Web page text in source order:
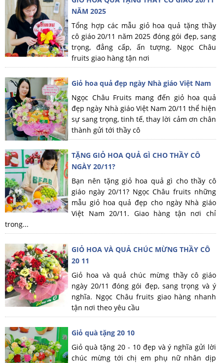
NĂM 2025
Tổng hợp các mẫu giỏ hoa quả tặng thầy
cô giáo 20/11 năm 2025 đóng gói đẹp, sang
trọng, đẳng cấp, ấn tượng. Ngọc Châu
fruits giao hàng tận nơi
Giỏ hoa quả đẹp ngày Nhà giáo Việt Nam
Ngọc Châu Fruits mang đến giỏ hoa quả
đẹp ngày Nhà giáo Việt Nam 20/11 thể hiện
sự sang trọng, tinh tế, thay lời cảm ơn chân
thành gửi tới thầy cô
TẶNG GIỎ HOA QUẢ GÌ CHO THẦY CÔ
NGÀY 20/11?
Bạn nên tặng giỏ hoa quả gì cho thầy cô
giáo ngày 20/11? Ngọc Châu fruits những
mẫu giỏ hoa quả đẹp cho ngày Nhà giáo
Việt Nam 20/11. Giao hàng tận nơi chỉ
trong...
GIỎ HOA VÀ QUẢ CHÚC MỪNG THẦY CÔ
20 11
Giỏ hoa và quả chúc mừng thầy cô giáo
ngày 20/11 đóng gói đẹp, sang trọng và ý
nghĩa. Ngọc Châu fruits giao hàng nhanh
tận nơi theo yêu cầu
Giỏ quà tặng 20 10
Giỏ quà tặng 20 - 10 đẹp và ý nghĩa gửi lời
chúc mừng tới chị em phụ nữ nhân dịp